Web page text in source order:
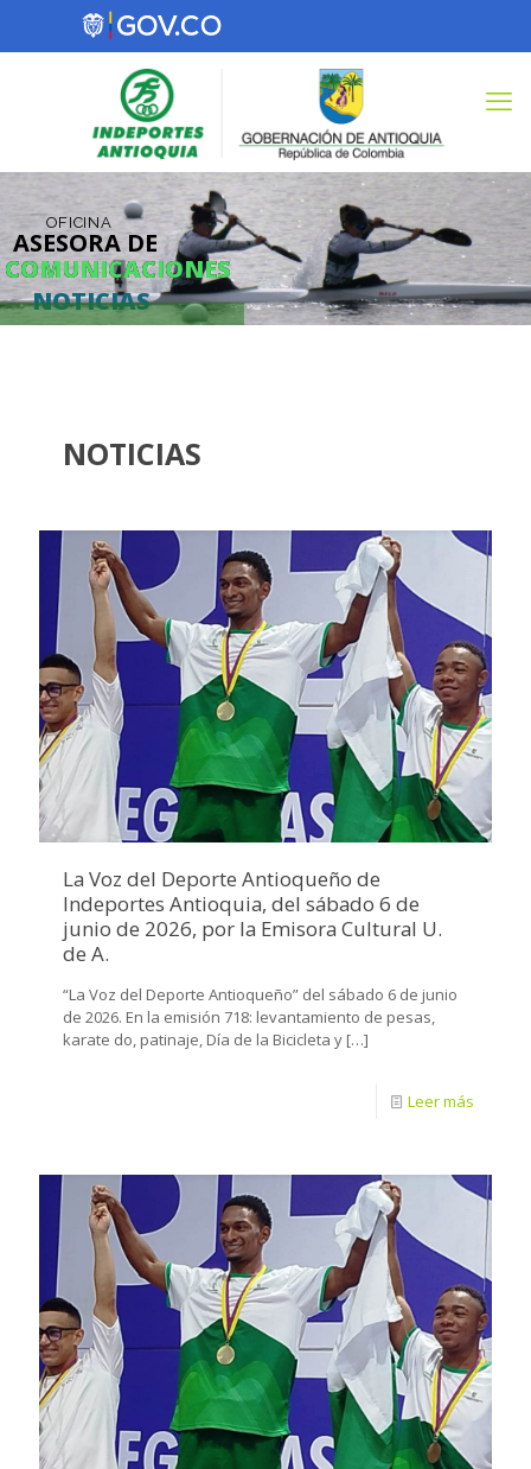
OFICINA
COMUNICACIONES
NOTICIAS
ASESORA DE
COMUNICACIONES
NOTICIAS
La Voz del Deporte Antioqueño de
Indeportes Antioquia, del sábado 6 de
junio de 2026, por la Emisora Cultural U.
de A.
“La Voz del Deporte Antioqueño” del sábado 6 de junio
de 2026. En la emisión 718: levantamiento de pesas,
karate do, patinaje, Día de la Bicicleta y […]
Leer más